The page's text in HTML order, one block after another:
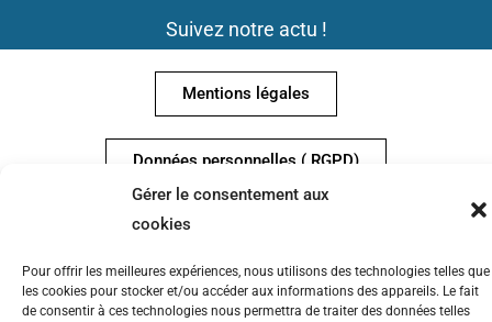
Gérer le consentement aux
cookies
Pour offrir les meilleures expériences, nous utilisons des technologies telles que
les cookies pour stocker et/ou accéder aux informations des appareils. Le fait
de consentir à ces technologies nous permettra de traiter des données telles
Suivez notre actu !
Mentions légales
Données personnelles ( RGPD)
Conditions Générales de Vente
58 av Corot 13013
Auto-Bateau Ecole Corot : Bâtiment F Résidence Corot –13013 MARSEILLETel :